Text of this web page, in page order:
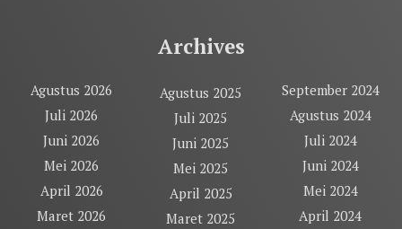
Archives
Agustus 2026
Juli 2026
Juni 2026
Mei 2026
April 2026
Maret 2026
Agustus 2025
Juli 2025
Juni 2025
Mei 2025
April 2025
Maret 2025
September 2024
Agustus 2024
Juli 2024
Juni 2024
Mei 2024
April 2024